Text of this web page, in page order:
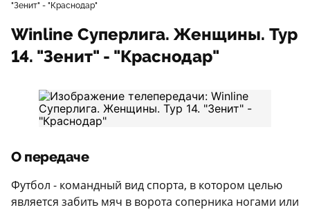
"Зенит" - "Краснодар"
Winline Суперлига. Женщины. Тур
14. "Зенит" - "Краснодар"
О передаче
Футбол - командный вид спорта, в котором целью
является забить мяч в ворота соперника ногами или